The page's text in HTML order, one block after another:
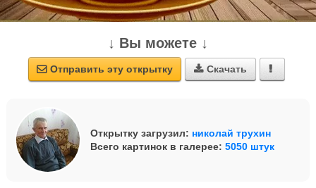
↓ Вы можете ↓
 Отправить эту открытку  Скачать 
Открытку загрузил: николай трухин
Всего картинок в галерее: 5050 штук